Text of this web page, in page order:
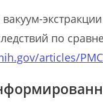
по
articles/
часов,
был
— в виде
делу я